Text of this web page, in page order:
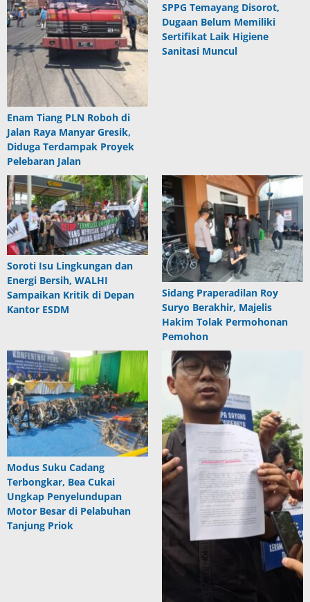
Enam Tiang PLN Roboh di
Jalan Raya Manyar Gresik,
Diduga Terdampak Proyek
Pelebaran Jalan
SPPG Temayang Disorot,
Dugaan Belum Memiliki
Sertifikat Laik Higiene
Sanitasi Muncul
Soroti Isu Lingkungan dan
Energi Bersih, WALHI
Sampaikan Kritik di Depan
Kantor ESDM
Sidang Praperadilan Roy
Suryo Berakhir, Majelis
Hakim Tolak Permohonan
Pemohon
Modus Suku Cadang
Terbongkar, Bea Cukai
Ungkap Penyelundupan
Motor Besar di Pelabuhan
Tanjung Priok